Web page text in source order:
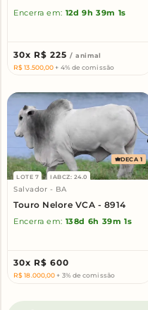
Encerra em: 12d 9h 39m 0s
30x R$ 225 / animal
R$ 13.500,00+ 4% de comissão
LOTE 7 IABCZ: 24.0
DECA 1
Salvador - BA
Touro Nelore VCA - 8914
Encerra em: 138d 6h 39m 0s
30x R$ 600
R$ 18.000,00+ 3% de comissão